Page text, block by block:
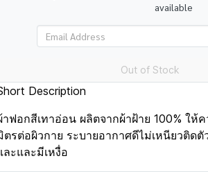
available
Out of Stock
Description
าฟอกสีเทาอ่อน ผลิตจากผ้าฝ้าย 100% ให้
ตรต่อผิวกาย ระบายอากาศดีไม่เหนียวติด
ละและมีเหงื่อ